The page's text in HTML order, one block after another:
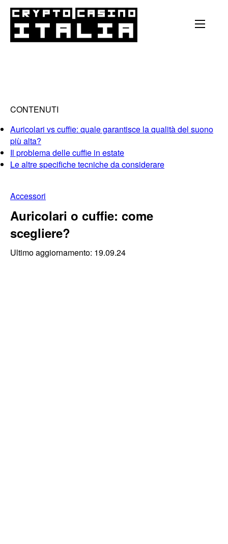
CONTENUTI
Auricolari vs cuffie: quale garantisce la qualità del suono
più alta?
Il problema delle cuffie in estate
Le altre specifiche tecniche da considerare
Accessori
Auricolari o cuffie: come
scegliere?
Ultimo aggiornamento: 19.09.24